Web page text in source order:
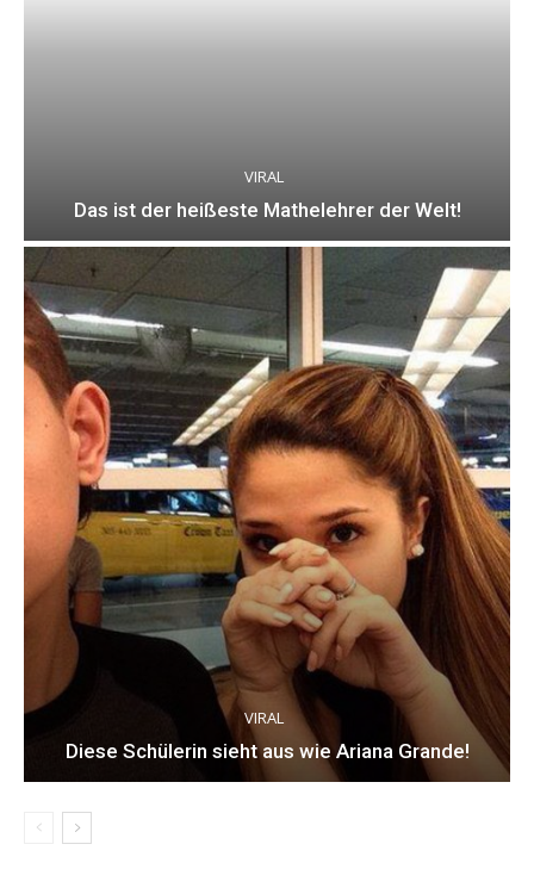
VIRAL
Das ist der heißeste Mathelehrer der Welt!
VIRAL
Diese Schülerin sieht aus wie Ariana Grande!